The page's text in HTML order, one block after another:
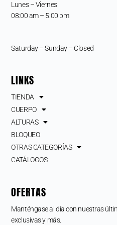
Lunes – Viernes
08:00 am – 5:00 pm
Saturday – Sunday – Closed
LINKS
TIENDA
CUERPO
ALTURAS
BLOQUEO
OTRAS CATEGORÍAS
CATÁLOGOS
OFERTAS
Manténgase al día con nuestras
exclusivas y más.